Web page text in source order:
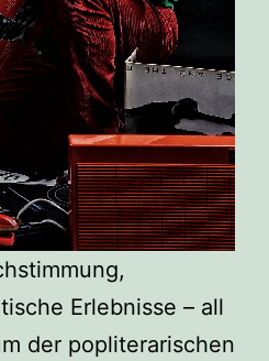
Erlebnisse – all
der popliterarischen